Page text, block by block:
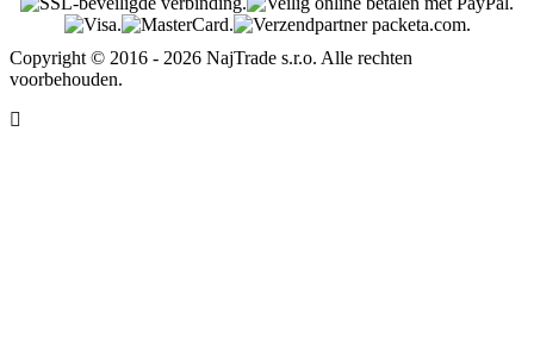
Copyright © 2016 - 2026 NajTrade s.r.o. Alle rechten
voorbehouden.